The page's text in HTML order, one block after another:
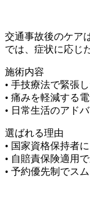
交通事故後のケア
では、症状に応じ
施術内容
• 手技療法で緊張
• 痛みを軽減する
• 日常生活のアド
選ばれる理由
• 国家資格保持者
• 自賠責保険適用
• 予約優先制でス